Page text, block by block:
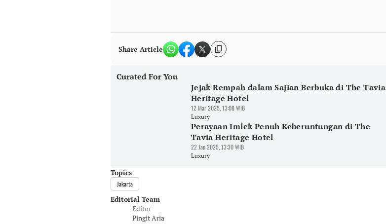
Share Article
Curated For You
Jejak Rempah dalam Sajian Berbuka di The Tavia
Heritage Hotel
12 Mar 2025, 13:08 WIB
Luxury
Perayaan Imlek Penuh Keberuntungan di The
Tavia Heritage Hotel
22 Jan 2025, 13:30 WIB
Luxury
Topics
Jakarta
Editorial Team
Editor
Pingit Aria